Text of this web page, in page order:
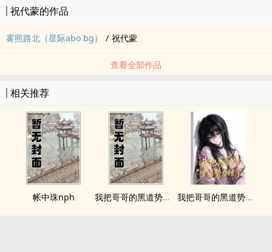
祝代蒙的作品
雾照路北（星际abo bg） / 祝代蒙
查看全部作品
相关推荐
帐中珠nph 我把哥哥的黑道势力睡了 我把哥哥的黑道势力睡了（np 含骨科）